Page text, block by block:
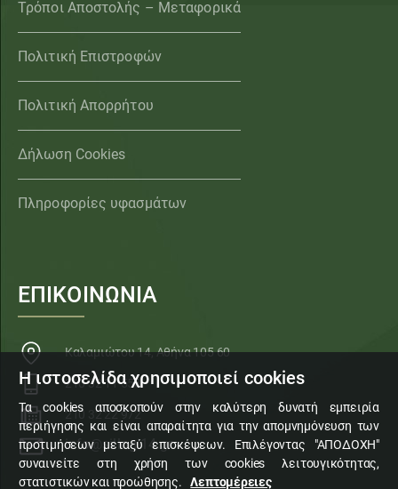
Τρόποι Αποστολής – Μεταφορικά
Πολιτική Επιστροφών
Πολιτική Απορρήτου
Δήλωση Cookies
Πληροφορίες υφασμάτων
ΕΠΙΚΟΙΝΩΝΙΑ
Καλαμιώτου 14, Αθήνα 105 60
210 32 11 553
210 32 22 972
info@sillogi14.gr
Η ιστοσελίδα χρησιμοποιεί cookies
Τα cookies αποσκοπούν στην καλύτερη δυνατή εμπειρία
περιήγησης και είναι απαραίτητα για την απομνημόνευση των
προτιμήσεων μεταξύ επισκέψεων. Επιλέγοντας "ΑΠΟΔΟΧΗ"
συναινείτε στη χρήση των cookies λειτουγικότητας,
στατιστικών και προώθησης.
Λεπτομέρειες